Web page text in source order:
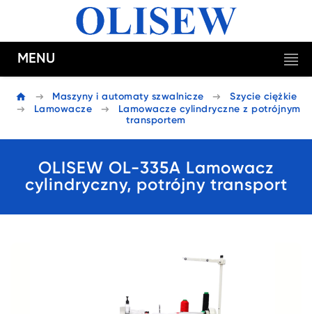
MENU
Maszyny i automaty szwalnicze
Szycie ciężkie
Lamowacze
Lamowacze cylindryczne z potrójnym
transportem
OLISEW OL-335A Lamowacz
cylindryczny, potrójny transport